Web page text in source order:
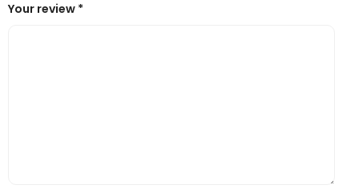
Your review *